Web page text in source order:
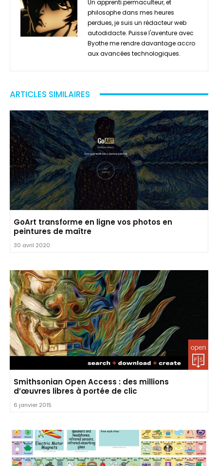
Un apprenti permaculteur, et
philosophe dans mes heures
perdues, je suis un rédacteur web
autodidacte. Puisse l'aventure avec
Byothe me rendre davantage accro
aux avancées technologiques.
ARTICLES SIMILAIRES
GoArt transforme en ligne vos photos en
peintures de maître
30 avril 2020
Smithsonian Open Access : des millions
d’œuvres libres à portée de clic
6 janvier 2015